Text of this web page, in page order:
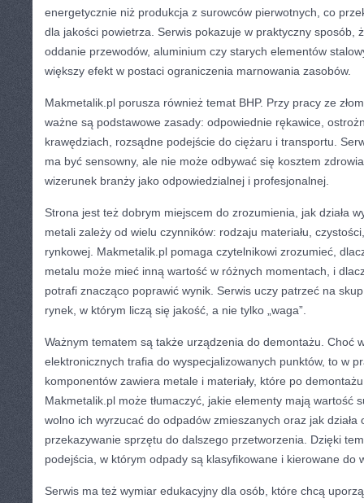
energetycznie niż produkcja z surowców pierwotnych, co
dla jakości powietrza. Serwis pokazuje w praktyczny
oddanie przewodów, aluminium czy starych elementów
większy efekt w postaci ograniczenia marnowania zasobów.
Makmetalik.pl porusza również temat BHP. Przy pracy ze
ważne są podstawowe zasady: odpowiednie rękawice,
krawędziach, rozsądne podejście do ciężaru i transportu.
ma być sensowny, ale nie może odbywać się kosztem
wizerunek branży jako odpowiedzialnej i profesjonalnej.
Strona jest też dobrym miejscem do zrozumienia, jak działa
metali zależy od wielu czynników: rodzaju materiału,
rynkowej. Makmetalik.pl pomaga czytelnikowi zrozumieć,
metalu może mieć inną wartość w różnych momentach, i
potrafi znacząco poprawić wynik. Serwis uczy patrzeć na
rynek, w którym liczą się jakość, a nie tylko „waga”.
Ważnym tematem są także urządzenia do demontażu. Choć
elektronicznych trafia do wyspecjalizowanych punktów, to w
komponentów zawiera metale i materiały, które po
Makmetalik.pl może tłumaczyć, jakie elementy mają wartość
wolno ich wyrzucać do odpadów zmieszanych oraz jak działa
przekazywanie sprzętu do dalszego przetworzenia. Dzięki
podejścia, w którym odpady są klasyfikowane i kierowane do
Serwis ma też wymiar edukacyjny dla osób, które chcą